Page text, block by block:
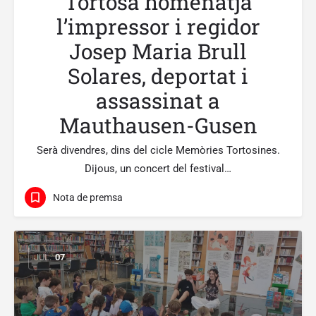
l’impressor i regidor
Josep Maria Brull
Solares, deportat i
assassinat a
Mauthausen-Gusen
Serà divendres, dins del cicle Memòries Tortosines.
Dijous, un concert del festival…
Nota de premsa
JUL. 07